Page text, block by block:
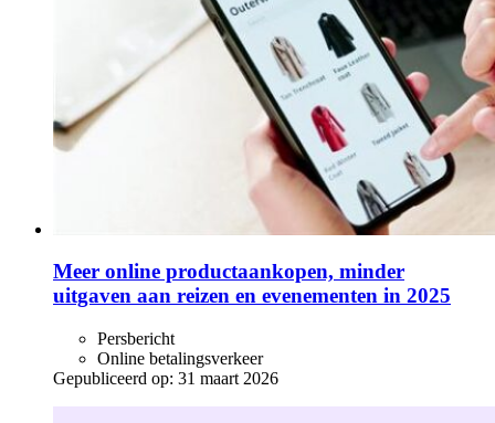
Meer online productaankopen, minder
uitgaven aan reizen en evenementen in 2025
Persbericht
Online betalingsverkeer
Gepubliceerd op: 31 maart 2026